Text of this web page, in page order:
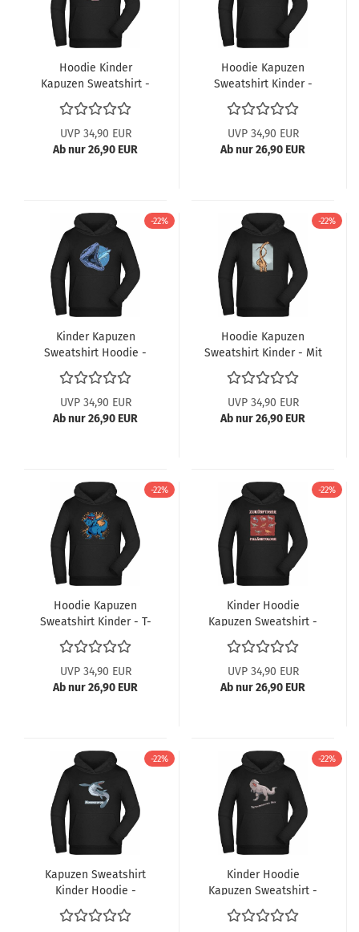
Hoodie Kinder
Kapuzen Sweatshirt -
Brachiosaurus und
Stegosaurus
UVP 34,90 EUR
Ab nur 26,90 EUR
Hoodie Kapuzen
Sweatshirt Kinder -
Retro mit T-Rex
Schatten
UVP 34,90 EUR
Ab nur 26,90 EUR
-22%
Kinder Kapuzen
Sweatshirt Hoodie -
Mosasaurus der einen
Hai frisst
UVP 34,90 EUR
Ab nur 26,90 EUR
-22%
Hoodie Kapuzen
Sweatshirt Kinder - Mit
langhalssaurier Print
UVP 34,90 EUR
Ab nur 26,90 EUR
-22%
Hoodie Kapuzen
Sweatshirt Kinder - T-
Rex mit Brille am dab
tanzen
UVP 34,90 EUR
Ab nur 26,90 EUR
-22%
Kinder Hoodie
Kapuzen Sweatshirt -
Paläontologe mit
vielen Dinosauriern
UVP 34,90 EUR
Ab nur 26,90 EUR
-22%
Kapuzen Sweatshirt
Kinder Hoodie -
Mosasaurus Print
-22%
Kinder Hoodie
Kapuzen Sweatshirt -
Mit Tyrannosaurus Rex
Print